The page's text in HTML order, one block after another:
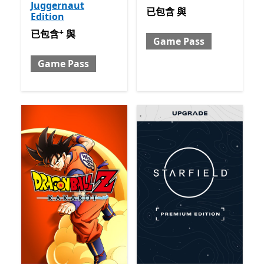
Juggernaut
Edition
已包含 與 Game Pass
提供應用程式內購。
已包含+ 與
Game Pass
已包含 與 Game Pass
已包含與
Game Pass